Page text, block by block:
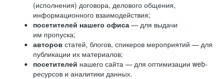
(исполнения) договора, делового общения,
информационного взаимодействия;
посетителей нашего офиса — для выдачи
им пропуска;
авторов статей, блогов, спикеров мероприятий — для
публикации их материалов;
посетителей нашего сайта — для оптимизации web-
ресурсов и аналитики данных.